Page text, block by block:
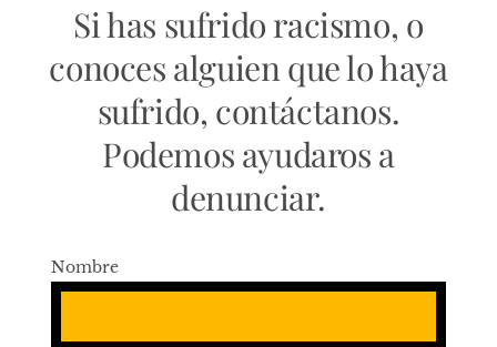
Si has sufrido racismo, o
conoces alguien que lo haya
sufrido, contáctanos.
Podemos ayudaros a
denunciar.
Nombre